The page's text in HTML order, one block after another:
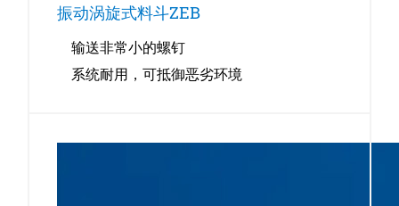
振动涡旋式料斗ZEB
输送非常小的螺钉
系统耐用，可抵御恶劣环境